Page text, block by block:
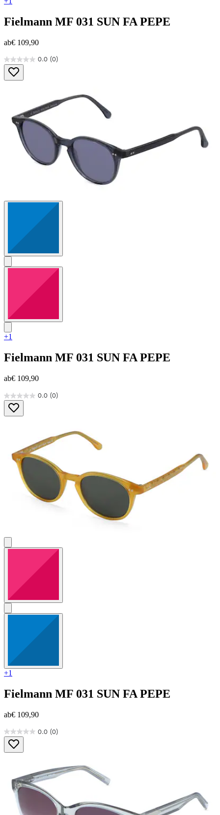
Fielmann MF 031 SUN FA PEPE
ab€ 109,90
0.0 (0)
0.0
von
5
+1
Fielmann MF 031 SUN FA PEPE
ab€ 109,90
0.0 (0)
0.0
von
5
+1
Fielmann MF 031 SUN FA PEPE
ab€ 109,90
0.0 (0)
0.0
von
5